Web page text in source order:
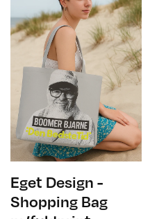
Eget Design -
Shopping Bag